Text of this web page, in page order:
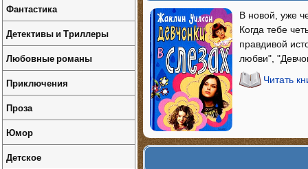
В новой, уже
Когда тебе
правдивой
любви",
Читать
Фантастика
Детективы и Триллеры
Любовные романы
Приключения
Проза
Юмор
Детское